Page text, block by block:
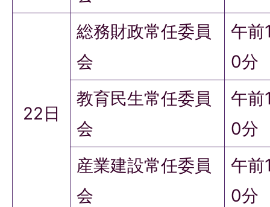
22日
総務財政常任委員
会
午前
0分
教育民生常任委員
会
午前
0分
産業建設常任委員
会
午前
0分